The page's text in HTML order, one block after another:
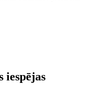
iespējas